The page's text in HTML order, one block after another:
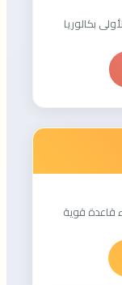
بكالوريا
قاعدة قوية